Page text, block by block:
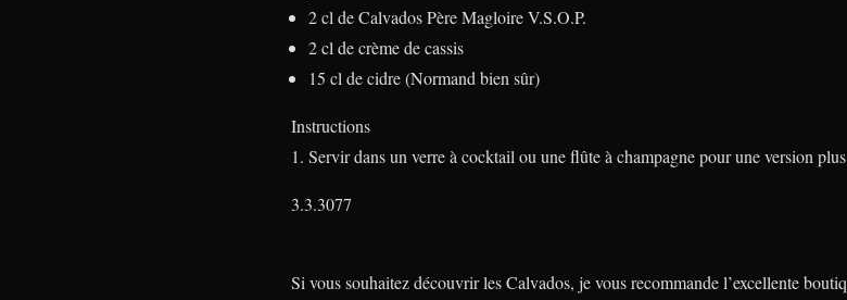
2 cl de Calvados Père Magloire V.S.O.P.
2 cl de crème de cassis
15 cl de cidre (Normand bien sûr)
Instructions
Servir dans un verre à cocktail ou une flûte à champagne pour une version
3.3.3077
Si vous souhaitez découvrir les Calvados, je vous recommande l’excellente